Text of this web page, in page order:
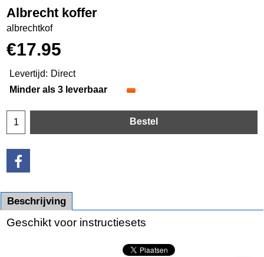
Albrecht koffer
albrechtkof
€17.95
Levertijd: Direct
Minder als 3 leverbaar
Bestel
Beschrijving
Geschikt voor instructiesets